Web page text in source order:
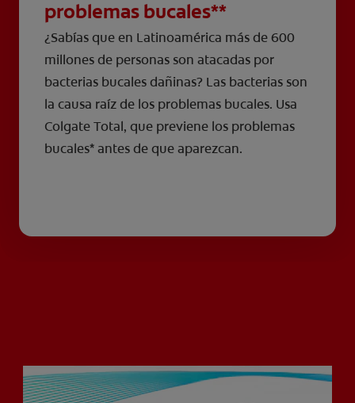
problemas bucales**
¿Sabías que en Latinoamérica más de 600
millones de personas son atacadas por
bacterias bucales dañinas? Las bacterias son
la causa raíz de los problemas bucales. Usa
Colgate Total, que previene los problemas
bucales* antes de que aparezcan.